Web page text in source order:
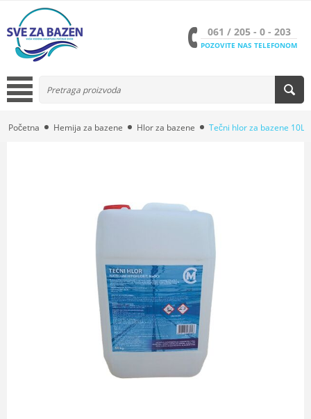
061 / 205 - 0 - 203
POZOVITE NAS TELEFONOM
Početna Hemija za bazene Hlor za bazene Tečni hlor za bazene 10L